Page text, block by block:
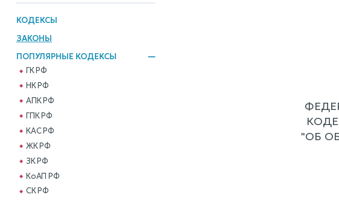
КОДЕКСЫ
ЗАКОНЫ
ПОПУЛЯРНЫЕ КОДЕКСЫ
ГК РФ
НК РФ
АПК РФ
ГПК РФ
КАС РФ
ЖК РФ
ЗК РФ
КоАП РФ
СК РФ
"ОБ